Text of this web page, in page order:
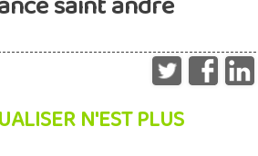
N'EST PLUS